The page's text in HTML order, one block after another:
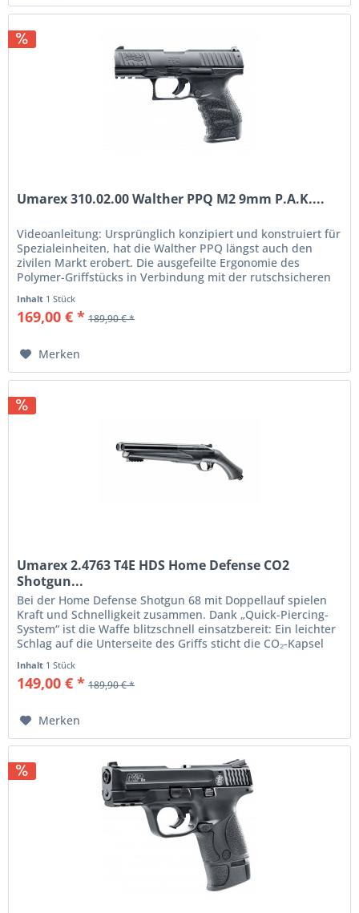
Umarex 310.02.00 Walther PPQ M2 9mm P.A.K....
Videoanleitung: Ursprünglich konzipiert und konstruiert für
Spezialeinheiten, hat die Walther PPQ längst auch den
zivilen Markt erobert. Die ausgefeilte Ergonomie des
Polymer-Griffstücks in Verbindung mit der rutschsicheren
Inhalt 1 Stück
169,00 € * 189,90 € *
Merken
Umarex 2.4763 T4E HDS Home Defense CO2
Shotgun...
Bei der Home Defense Shotgun 68 mit Doppellauf spielen
Kraft und Schnelligkeit zusammen. Dank „Quick-Piercing-
System“ ist die Waffe blitzschnell einsatzbereit: Ein leichter
Schlag auf die Unterseite des Griffs sticht die CO₂-Kapsel
Inhalt 1 Stück
149,00 € * 189,90 € *
Merken